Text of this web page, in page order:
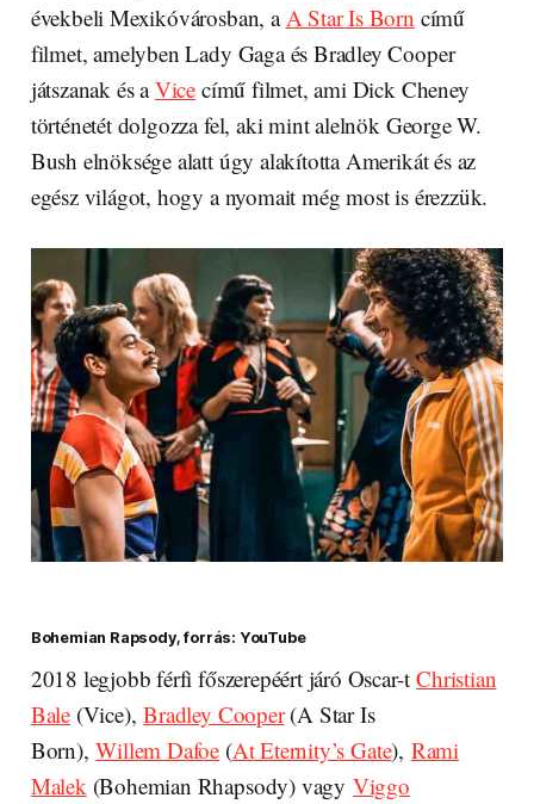
évekbeli Mexikóvárosban, a A Star Is Born című
filmet, amelyben Lady Gaga és Bradley Cooper
játszanak és aVice című filmet, ami Dick Cheney
történetét dolgozza fel, aki mint alelnök George W.
Bush elnöksége alatt úgy alakította Amerikát és az
egész világot, hogy a nyomait még most is érezzük.
Bohemian Rapsody, forrás: YouTube
2018 legjobb férfi főszerepéért járó Oscar-tChristian
Bale(Vice),Bradley Cooper(A Star Is
Born),Willem Dafoe (At Eternity’s Gate), Rami
Malek(Bohemian Rhapsody) vagy Viggo